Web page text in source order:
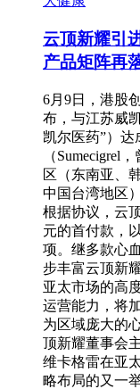
云顶新耀引
产品矩阵再
6月9日，港股
布，与江苏威
凯尔医药”）
（Sumecigrel
区（东南亚、
中国台湾地区
根据协议，云
元的首付款，
项。继多款心
步丰富云顶新
亚太市场的高
运营能力，将
为区域庞大的
顶新耀董事会
维卡格雷在亚
略布局的又一